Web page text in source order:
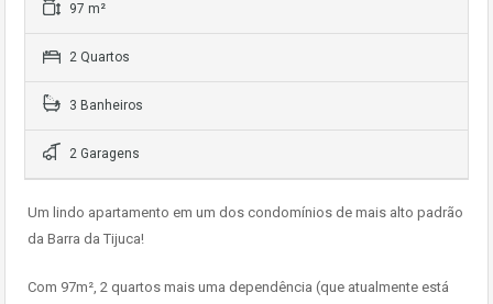
97 m²
2 Quartos
3 Banheiros
2 Garagens
Um lindo apartamento em um dos condomínios de mais alto padrão
da Barra da Tijuca!
Com 97m², 2 quartos mais uma dependência (que atualmente está